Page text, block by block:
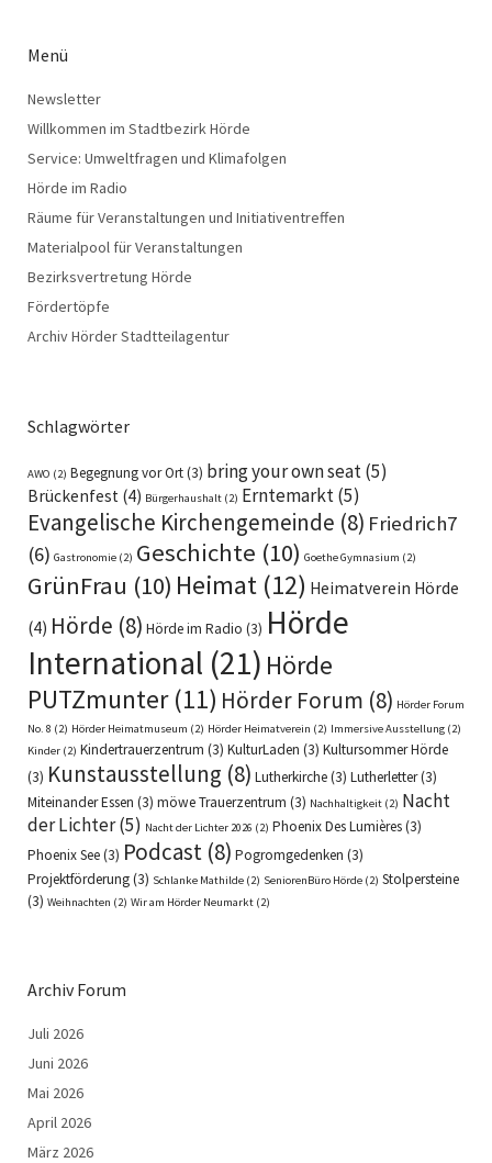
Menü
Newsletter
Willkommen im Stadtbezirk Hörde
Service: Umweltfragen und Klimafolgen
Hörde im Radio
Räume für Veranstaltungen und Initiativentreffen
Materialpool für Veranstaltungen
Bezirksvertretung Hörde
Fördertöpfe
Archiv Hörder Stadtteilagentur
Schlagwörter
AWO (2) Begegnung vor Ort(3) bring your own seat(5)
Brückenfest (4) Bürgerhaushalt (2) Erntemarkt(5)
Evangelische Kirchengemeinde (8) Friedrich7
(6) Gastronomie (2) Geschichte (10) Goethe Gymnasium (2)
GrünFrau (10) Heimat (12) Heimatverein Hörde
(4) Hörde (8) Hörde im Radio (3) Hörde
International (21) Hörde
PUTZmunter(11) Hörder Forum (8) Hörder Forum
No. 8 (2) Hörder Heimatmuseum (2) Hörder Heimatverein (2) Immersive Ausstellung (2)
Kinder (2) Kindertrauerzentrum (3) KulturLaden (3) Kultursommer Hörde
(3) Kunstausstellung (8) Lutherkirche(3) Lutherletter(3)
Miteinander Essen (3) möwe Trauerzentrum (3) Nachhaltigkeit (2) Nacht
der Lichter(5) Nacht der Lichter 2026 (2) Phoenix Des Lumières(3)
Phoenix See(3) Podcast (8) Pogromgedenken (3)
Projektförderung(3) Schlanke Mathilde (2) SeniorenBüro Hörde (2) Stolpersteine
(3) Weihnachten (2) Wir am Hörder Neumarkt (2)
Archiv Forum
Juli 2026
Juni 2026
Mai 2026
April 2026
März 2026